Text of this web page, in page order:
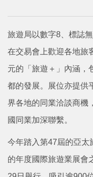
旅遊局以數字8、標誌
在交易會上歡迎各地旅
元的「旅遊＋」內涵，
都的發展。展位亦提供
界各地的同業洽談商機
國同業加深聯繫。
今年踏入第47屆的亞太
的年度國際旅遊業展會